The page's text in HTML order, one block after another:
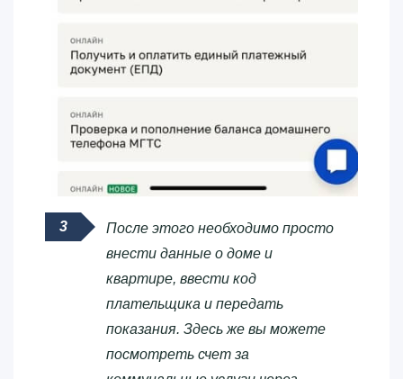
После этого необходимо просто
внести данные о доме и
квартире, ввести код
плательщика и передать
показания. Здесь же вы можете
посмотреть счет за